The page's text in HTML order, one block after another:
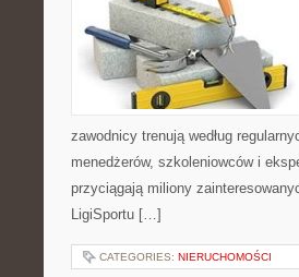
zawodnicy trenują według
menedżerów, szkoleniowców i
przyciągają miliony
LigiSportu […]
CATEGORIES: NIERUCHOMOŚCI